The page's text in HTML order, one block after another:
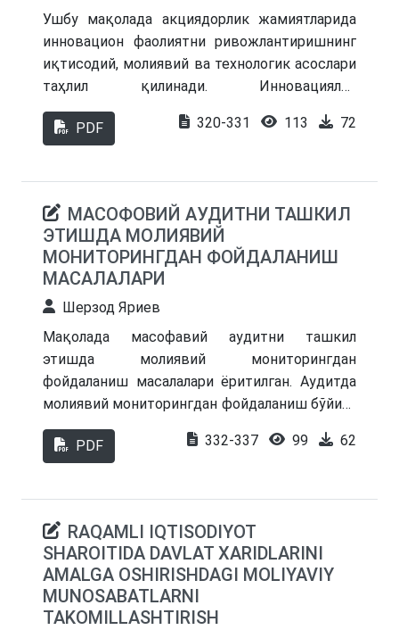
Ушбу мақолада акциядорлик жамиятларида
инновaцион фаолиятни ривожлантиришнинг
иқтисодий, молиявий ва технологик асослари
таҳлил қилинади. Инновациялар
иқтисодиётни модернизациялаш,
рақобатбардошликни ошириш ва юқори
лойиҳаларни молиялаштириш, бошқариш ва
уларнинг иқтисодий самарадорлигини
ошириш бўйича амалий тавсиялар берилади.
Натижалар Ўзбекистоннинг глобал
инновaцион индексда позициясини
мустаҳкамлаш ва акциядорлик
жамиятларининг инновaцион салоҳиятини
янада ривожлантиришга хизмат қилади.
PDF 320-331 113 72
МАСОФОВИЙ АУДИТНИ ТАШКИЛ
ЭТИШДА МОЛИЯВИЙ
МОНИТОРИНГДАН ФОЙДАЛАНИШ
МАСАЛАЛАРИ
Шерзод Яриев
Мақолада масофавий аудитни ташкил
этишда молиявий мониторингдан
фойдаланиш масалалари ёритилган. Аудитда
молиявий мониторингдан фойдаланиш бўйича
илмий ишлар ва меъёрий ҳужжатлар таҳлил
этилиб, хулоса ва таклифлар берилган.
PDF 332-337 99 62
RAQAMLI IQTISODIYOT
SHAROITIDA DAVLAT XARIDLARINI
AMALGA OSHIRISHDAGI MOLIYAVIY
MUNOSABATLARNI
TAKOMILLASHTIRISH